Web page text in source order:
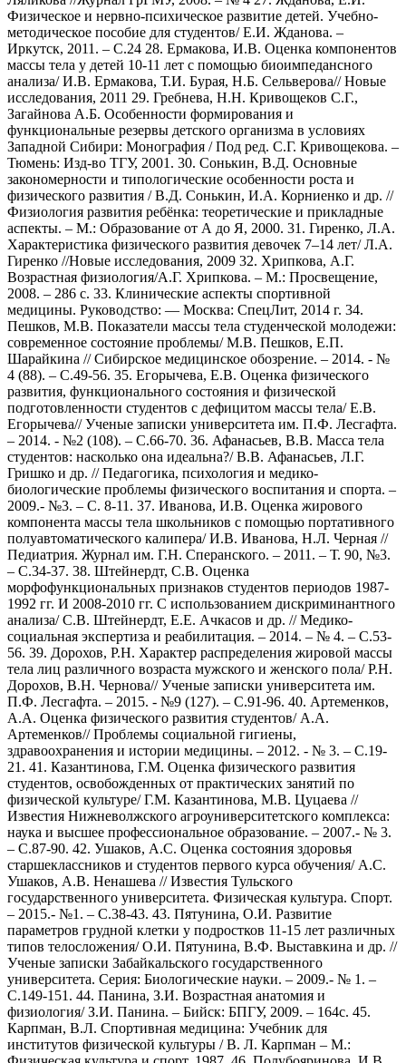
Физическое и нервно-психическое развитие детей. Учебно-
методическое пособие для студентов/ Е.И. Жданова. –
Иркутск, 2011. – С.24 28. Ермакова, И.В. Оценка компонентов
массы тела у детей 10-11 лет с помощью биоимпедансного
анализа/ И.В. Ермакова, Т.И. Бурая, Н.Б. Сельверова// Новые
исследования, 2011 29. Гребнева, Н.Н. Кривощеков С.Г.,
Загайнова А.Б. Особенности формирования и
функциональные резервы детского организма в условиях
Западной Сибири: Монография / Под ред. С.Г. Кривощекова. –
Тюмень: Изд-во ТГУ, 2001. 30. Сонькин, В.Д. Основные
закономерности и типологические особенности роста и
физического развития / В.Д. Сонькин, И.А. Корниенко и др. //
Физиология развития ребёнка: теоретические и прикладные
аспекты. – М.: Образование от А до Я, 2000. 31. Гиренко, Л.А.
Характеристика физического развития девочек 7–14 лет/ Л.А.
Гиренко //Новые исследования, 2009 32. Хрипкова, А.Г.
Возрастная физиология/А.Г. Хрипкова. – М.: Просвещение,
2008. – 286 с. 33. Клинические аспекты спортивной
медицины. Руководство: — Москва: СпецЛит, 2014 г. 34.
Пешков, М.В. Показатели массы тела студенческой молодежи:
современное состояние проблемы/ М.В. Пешков, Е.П.
Шарайкина // Сибирское медицинское обозрение. – 2014. - №
4 (88). – С.49-56. 35. Егорычева, Е.В. Оценка физического
развития, функционального состояния и физической
подготовленности студентов с дефицитом массы тела/ Е.В.
Егорычева// Ученые записки университета им. П.Ф. Лесгафта.
– 2014. - №2 (108). – С.66-70. 36. Афанасьев, В.В. Масса тела
студентов: насколько она идеальна?/ В.В. Афанасьев, Л.Г.
Гришко и др. // Педагогика, психология и медико-
биологические проблемы физического воспитания и спорта. –
2009.- №3. – С. 8-11. 37. Иванова, И.В. Оценка жирового
компонента массы тела школьников с помощью портативного
полуавтоматического калипера/ И.В. Иванова, Н.Л. Черная //
Педиатрия. Журнал им. Г.Н. Сперанского. – 2011. – Т. 90, №3.
– С.34-37. 38. Штейнердт, С.В. Оценка
морфофункциональных признаков студентов периодов 1987-
1992 гг. И 2008-2010 гг. С использованием дискриминантного
анализа/ С.В. Штейнердт, Е.Е. Ачкасов и др. // Медико-
социальная экспертиза и реабилитация. – 2014. – № 4. – С.53-
56. 39. Дорохов, Р.Н. Характер распределения жировой массы
тела лиц различного возраста мужского и женского пола/ Р.Н.
Дорохов, В.Н. Чернова// Ученые записки университета им.
П.Ф. Лесгафта. – 2015. - №9 (127). – С.91-96. 40. Артеменков,
А.А. Оценка физического развития студентов/ А.А.
Артеменков// Проблемы социальной гигиены,
здравоохранения и истории медицины. – 2012. - № 3. – С.19-
21. 41. Казантинова, Г.М. Оценка физического развития
студентов, освобожденных от практических занятий по
физической культуре/ Г.М. Казантинова, М.В. Цуцаева //
Известия Нижневолжского агроуниверситетского комплекса:
наука и высшее профессиональное образование. – 2007.- № 3.
– С.87-90. 42. Ушаков, А.С. Оценка состояния здоровья
старшеклассников и студентов первого курса обучения/ А.С.
Ушаков, А.В. Ненашева // Известия Тульского
государственного университета. Физическая культура. Спорт.
– 2015.- №1. – С.38-43. 43. Пятунина, О.И. Развитие
параметров грудной клетки у подростков 11-15 лет различных
типов телосложения/ О.И. Пятунина, В.Ф. Выставкина и др. //
Ученые записки Забайкальского государственного
университета. Серия: Биологические науки. – 2009.- № 1. –
С.149-151. 44. Панина, З.И. Возрастная анатомия и
физиология/ З.И. Панина. – Бийск: БПГУ, 2009. – 164с. 45.
Карпман, В.Л. Спортивная медицина: Учебник для
институтов физической культуры / В. Л. Карпман – М.: